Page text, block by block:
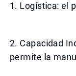
1. Logística: el
2. Capacidad
permite la